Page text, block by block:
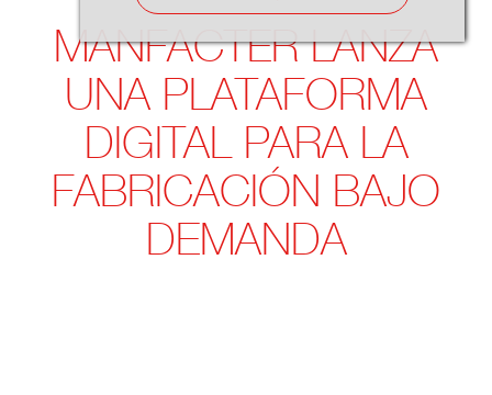
MANFACTER LANZA
UNA PLATAFORMA
DIGITAL PARA LA
FABRICACIÓN BAJO
DEMANDA